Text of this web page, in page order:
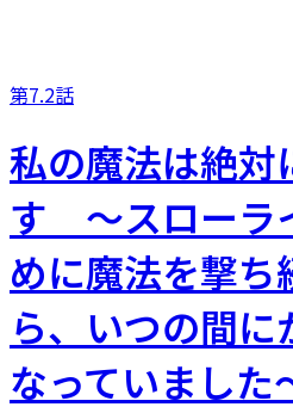
第7.2話
私の魔法は絶対
す ～スローラ
めに魔法を撃ち
ら、いつの間
なっていました